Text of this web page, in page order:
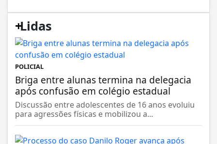
+
Lidas
POLICIAL
Briga entre alunas termina na delegacia
após confusão em colégio estadual
Discussão entre adolescentes de 16 anos evoluiu
para agressões físicas e mobilizou a...